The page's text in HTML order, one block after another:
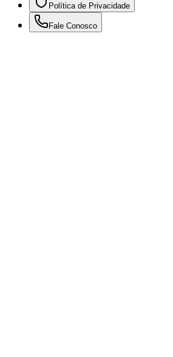
Política de Privacidade
Fale Conosco